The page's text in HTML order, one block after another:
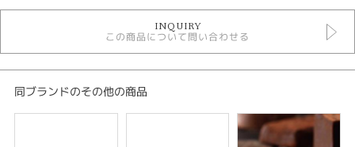
セットリング
パヴェオショコラ ＞ セットリング
性別
INQUIRY
この商品について問い合わせる
同ブランドのその他の商品